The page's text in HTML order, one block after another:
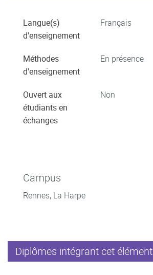
Langue(s)
d'enseignement
Français
Méthodes
d'enseignement
En présence
Ouvert aux
étudiants en
échanges
Non
Campus
Rennes, La Harpe
Diplômes intégrant cet élément